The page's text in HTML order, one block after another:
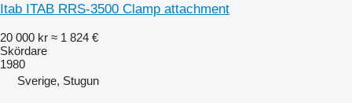
Itab ITAB RRS-3500 Clamp attachment
20 000 kr ≈ 1 824 €
Skördare
1980
Sverige, Stugun